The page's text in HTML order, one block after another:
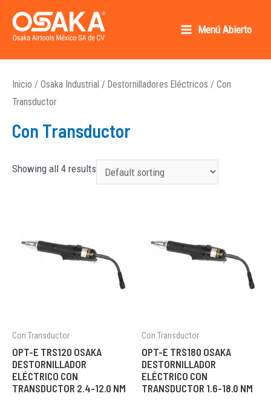
Menú Abierto
Inicio / Osaka Industrial / Destornilladores Eléctricos / Con
Transductor
Con Transductor
Showing all 4 results
Con Transductor
OPT-E TRS120 OSAKA
DESTORNILLADOR
ELÉCTRICO CON
TRANSDUCTOR 2.4-12.0 NM
Con Transductor
OPT-E TRS180 OSAKA
DESTORNILLADOR
ELÉCTRICO CON
TRANSDUCTOR 1.6-18.0 NM